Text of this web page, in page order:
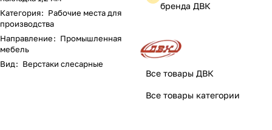
Категория: Рабочие места для
производства
Направление: Промышленная
мебель
Вид: Верстаки слесарные
бренда ДВК
Все товары ДВК
Все товары категории